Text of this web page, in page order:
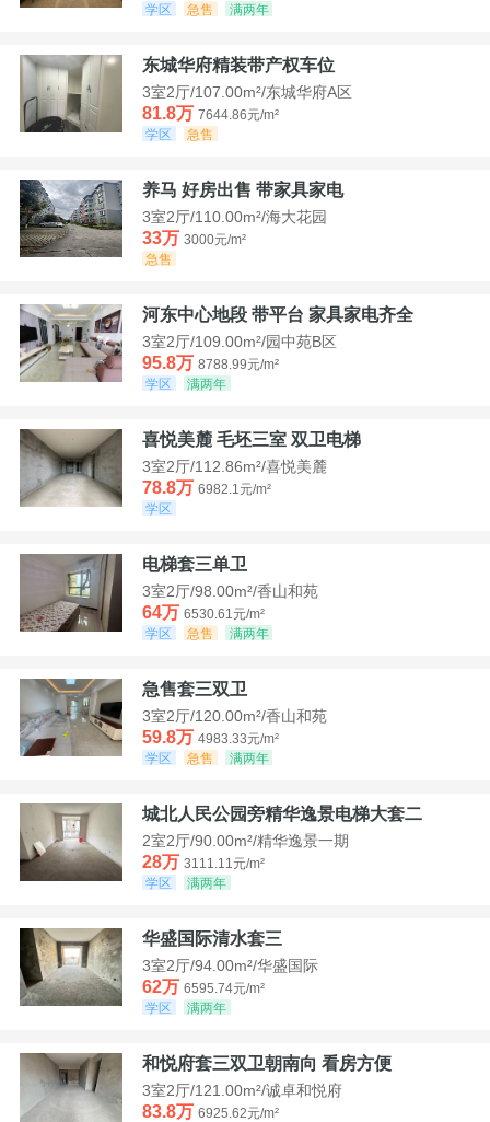
学区
急售 满两年
东城华府精装带产权车位
3室2厅/107.00m²/东城华府A区
81.8万 7644.86元/m²
学区
急售
养马 好房出售 带家具家电
3室2厅/110.00m²/海大花园
33万 3000元/m²
急售
河东中心地段 带平台 家具家电齐全
3室2厅/109.00m²/园中苑B区
95.8万 8788.99元/m²
学区
满两年
喜悦美麓 毛坯三室 双卫电梯
3室2厅/112.86m²/喜悦美麓
78.8万 6982.1元/m²
学区
电梯套三单卫
3室2厅/98.00m²/香山和苑
64万 6530.61元/m²
学区
急售 满两年
急售套三双卫
3室2厅/120.00m²/香山和苑
59.8万 4983.33元/m²
学区
急售 满两年
城北人民公园旁精华逸景电梯大套二
2室2厅/90.00m²/精华逸景一期
28万 3111.11元/m²
学区
满两年
华盛国际清水套三
3室2厅/94.00m²/华盛国际
62万 6595.74元/m²
学区
满两年
和悦府套三双卫朝南向 看房方便
3室2厅/121.00m²/诚卓和悦府
83.8万 6925.62元/m²